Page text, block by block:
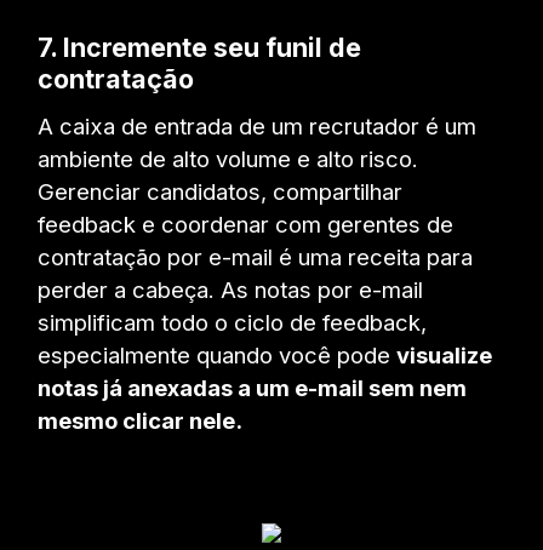
7. Incremente seu funil de
contratação
A caixa de entrada de um recrutador é um
ambiente de alto volume e alto risco.
Gerenciar candidatos, compartilhar
feedback e coordenar com gerentes de
contratação por e-mail é uma receita para
perder a cabeça. As notas por e-mail
simplificam todo o ciclo de feedback,
especialmente quando você podevisualize
notas já anexadas a um e-mail sem nem
mesmo clicar nele.